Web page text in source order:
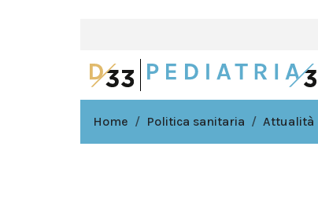
Home Politica sanitaria Attualità